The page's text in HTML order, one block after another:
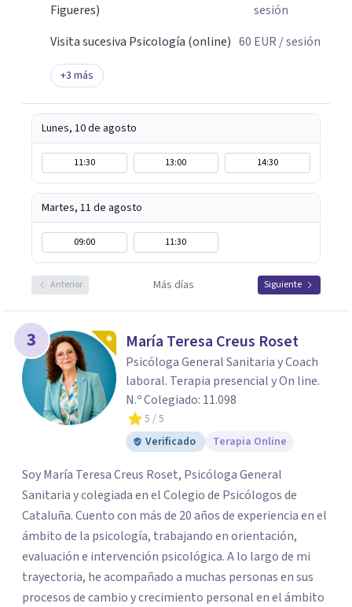
Figueres)
sesión
Visita sucesiva Psicología (online) 60 EUR / sesión
+3 más
Lunes, 10 de agosto
11:30 13:00 14:30
Martes, 11 de agosto
09:00 11:30
Anterior Más días Siguiente
3 María Teresa Creus Roset
Psicóloga General Sanitaria y Coach
laboral. Terapia presencial y On line.
N.º Colegiado: 11.098
5 / 5
Verificado
Terapia Online
Soy María Teresa Creus Roset, Psicóloga General
Sanitaria y colegiada en el Colegio de Psicólogos de
Cataluña. Cuento con más de 20 años de experiencia en el
ámbito de la psicología, trabajando en orientación,
evaluación e intervención psicológica. A lo largo de mi
trayectoria, he acompañado a muchas personas en sus
procesos de cambio y crecimiento personal en el ámbito